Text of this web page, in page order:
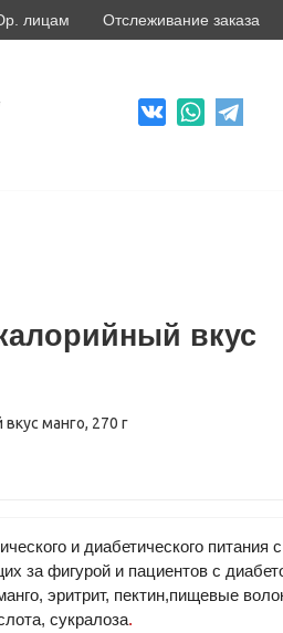
лицам Отслеживание заказа
вкус
и диабетического питания
за фигурой и пациентов с
эритрит, пектин,пищевые
сукралоза.